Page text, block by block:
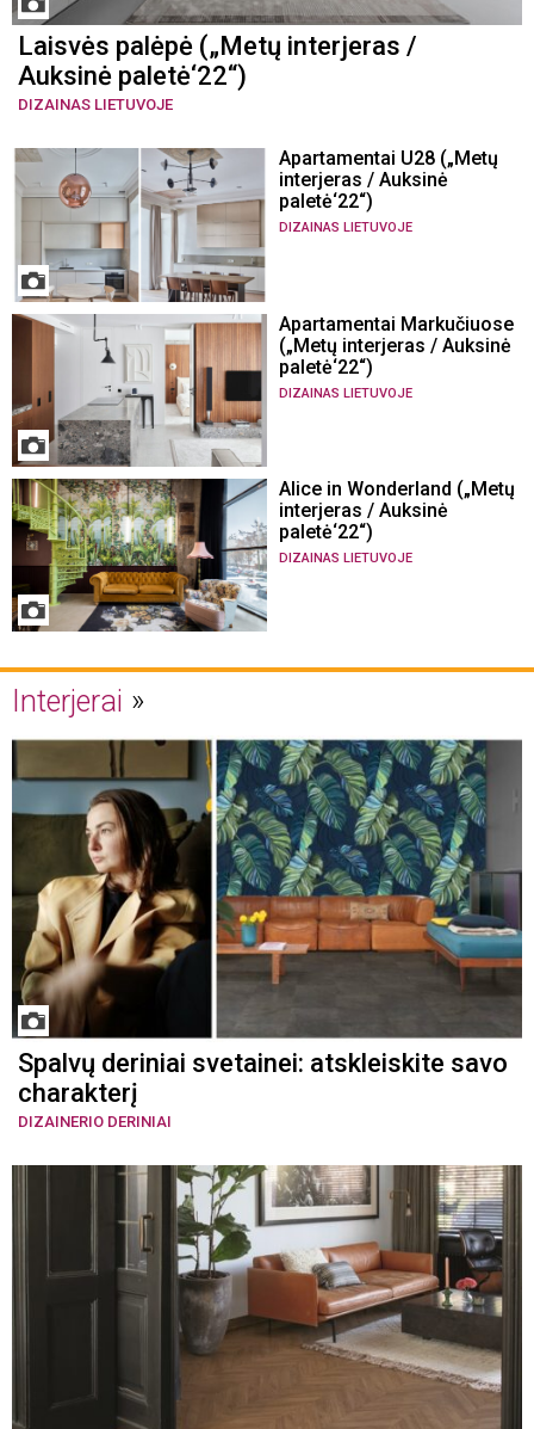
Laisvės palėpė („Metų interjeras /
Auksinė paletė‘22“)
DIZAINAS LIETUVOJE
Apartamentai U28 („Metų
interjeras / Auksinė
paletė‘22“)
DIZAINAS LIETUVOJE
Apartamentai Markučiuose
(„Metų interjeras / Auksinė
paletė‘22“)
DIZAINAS LIETUVOJE
Alice in Wonderland („Metų
interjeras / Auksinė
paletė‘22“)
DIZAINAS LIETUVOJE
Interjerai
Spalvų deriniai svetainei: atskleiskite savo
charakterį
DIZAINERIO DERINIAI